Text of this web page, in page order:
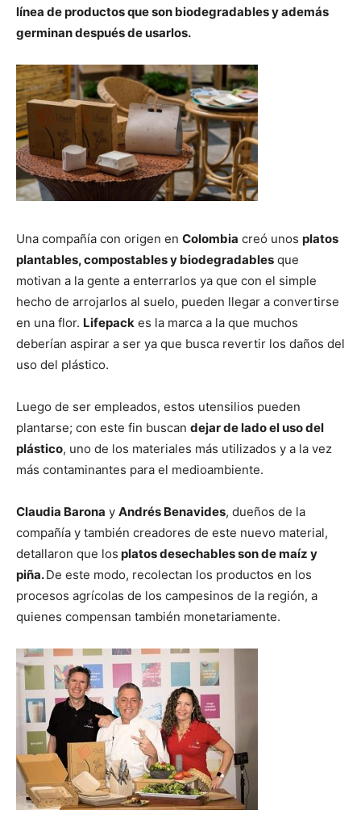
línea de productos que son biodegradables y además
germinan después de usarlos.
Una compañía con origen en Colombia creó unos platos
plantables, compostables y biodegradables que
motivan a la gente a enterrarlos ya que con el simple
hecho de arrojarlos al suelo, pueden llegar a convertirse
en una flor. Lifepack es la marca a la que muchos
deberían aspirar a ser ya que busca revertir los daños del
uso del plástico.
Luego de ser empleados, estos utensilios pueden
plantarse; con este fin buscan dejar de lado el uso del
plástico, uno de los materiales más utilizados y a la vez
más contaminantes para el medioambiente.
Claudia Barona y Andrés Benavides, dueños de la
compañía y también creadores de este nuevo material,
detallaron que los platos desechables son de maíz y
piña.De este modo, recolectan los productos en los
procesos agrícolas de los campesinos de la región, a
quienes compensan también monetariamente.